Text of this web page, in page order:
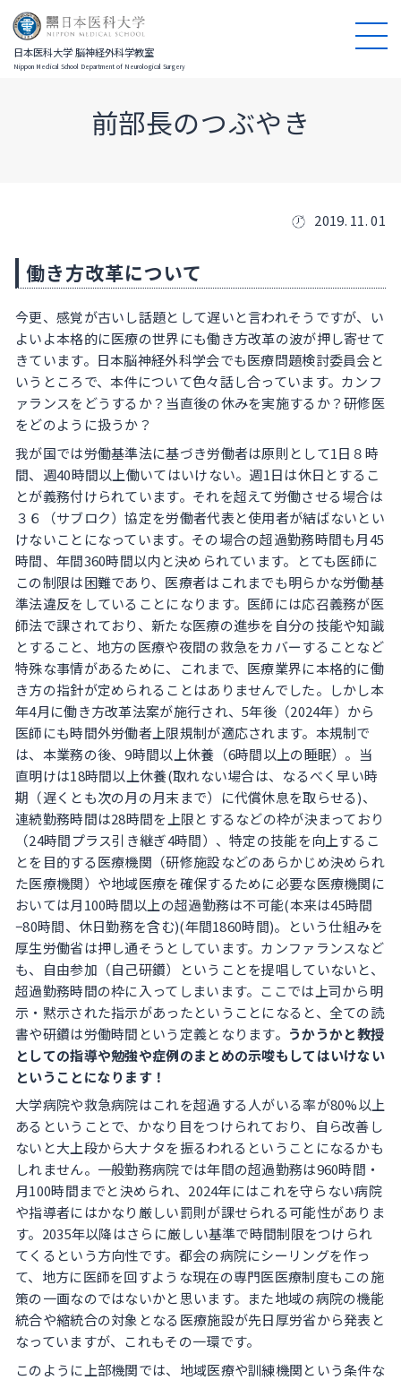
日本医科大学 脳神経外科学教室
Nippon Medical School Department of Neurological Surgery
前部長のつぶやき
2019. 11. 01
働き方改革について
今更、感覚が古いし話題として遅いと言われそうですが、い
よいよ本格的に医療の世界にも働き方改革の波が押し寄せて
きています。日本脳神経外科学会でも医療問題検討委員会と
いうところで、本件について色々話し合っています。カンフ
ァランスをどうするか？当直後の休みを実施するか？研修医
をどのように扱うか？
我が国では労働基準法に基づき労働者は原則として1日８時
間、週40時間以上働いてはいけない。週1日は休日とするこ
とが義務付けられています。それを超えて労働させる場合は
３６（サブロク）協定を労働者代表と使用者が結ばないとい
けないことになっています。その場合の超過勤務時間も月45
時間、年間360時間以内と決められています。とても医師に
この制限は困難であり、医療者はこれまでも明らかな労働基
準法違反をしていることになります。医師には応召義務が医
師法で課されており、新たな医療の進歩を自分の技能や知識
とすること、地方の医療や夜間の救急をカバーすることなど
特殊な事情があるために、これまで、医療業界に本格的に働
き方の指針が定められることはありませんでした。しかし本
年4月に働き方改革法案が施行され、5年後（2024年）から
医師にも時間外労働者上限規制が適応されます。本規制で
は、本業務の後、9時間以上休養（6時間以上の睡眠）。当
直明けは18時間以上休養(取れない場合は、なるべく早い時
期（遅くとも次の月の月末まで）に代償休息を取らせる)、
連続勤務時間は28時間を上限とするなどの枠が決まっており
（24時間プラス引き継ぎ4時間）、特定の技能を向上するこ
とを目的する医療機関（研修施設などのあらかじめ決められ
た医療機関）や地域医療を確保するために必要な医療機関に
おいては月100時間以上の超過勤務は不可能(本来は45時間
−80時間、休日勤務を含む)(年間1860時間)。という仕組みを
厚生労働省は押し通そうとしています。カンファランスなど
も、自由参加（自己研鑽）ということを提唱していないと、
超過勤務時間の枠に入ってしまいます。ここでは上司から明
示・黙示された指示があったということになると、全ての読
書や研鑽は労働時間という定義となります。 うかうかと教授
としての指導や勉強や症例のまとめの示唆もしてはいけない
ということになります！
大学病院や救急病院はこれを超過する人がいる率が80%以上
あるということで、かなり目をつけられており、自ら改善し
ないと大上段から大ナタを振るわれるということになるかも
しれません。一般勤務病院では年間の超過勤務は960時間・
月100時間までと決められ、2024年にはこれを守らない病院
や指導者にはかなり厳しい罰則が課せられる可能性がありま
す。2035年以降はさらに厳しい基準で時間制限をつけられ
てくるという方向性です。都会の病院にシーリングを作っ
て、地方に医師を回すような現在の専門医医療制度もこの施
策の一画なのではないかと思います。また地域の病院の機能
統合や縮統合の対象となる医療施設が先日厚労省から発表と
なっていますが、これもその一環です。
このように上部機関では、地域医療や訓練機関という条件な